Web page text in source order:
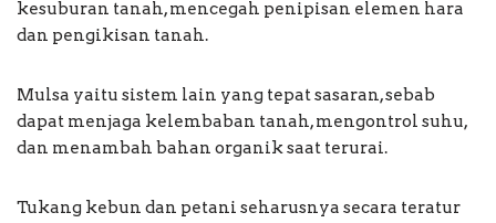
kesuburan tanah, mencegah penipisan elemen hara
dan pengikisan tanah.
Mulsa yaitu sistem lain yang tepat sasaran, sebab
dapat menjaga kelembaban tanah, mengontrol suhu,
dan menambah bahan organik saat terurai.
Tukang kebun dan petani seharusnya secara teratur